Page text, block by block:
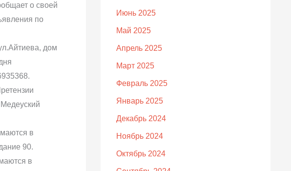
о своей
по
дом
в
90.
в
Июнь 2025
Май 2025
Апрель 2025
Март 2025
Февраль 2025
Январь 2025
Декабрь 2024
Ноябрь 2024
Октябрь 2024